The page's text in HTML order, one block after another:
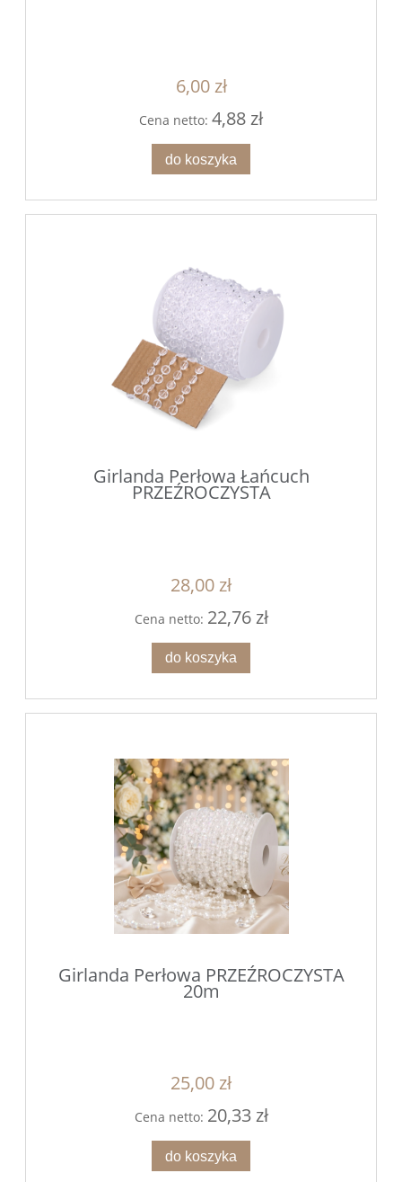
6,00 zł
Cena netto: 4,88 zł
do koszyka
Girlanda Perłowa Łańcuch
PRZEŹROCZYSTA
28,00 zł
Cena netto: 22,76 zł
do koszyka
Girlanda Perłowa PRZEŹROCZYSTA
20m
25,00 zł
Cena netto: 20,33 zł
do koszyka